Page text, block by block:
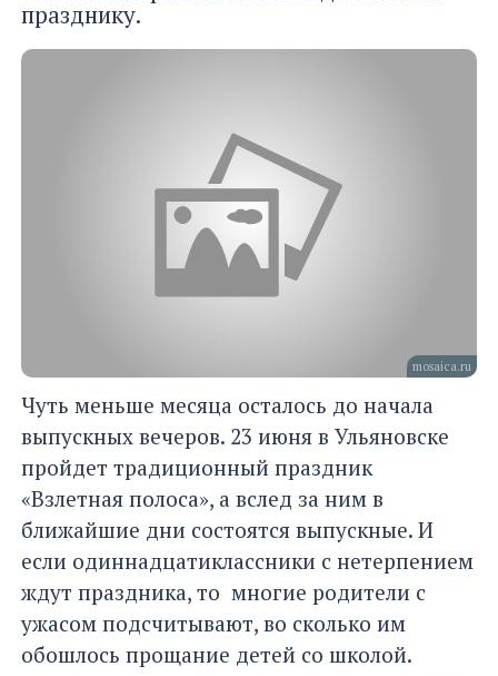
празднику.
mosaica.ru
Чуть меньше месяца осталось до начала
выпускных вечеров. 23 июня в Ульяновске
пройдет традиционный праздник
«Взлетная полоса», а вслед за ним в
ближайшие дни состоятся выпускные. И
если одиннадцатиклассники с нетерпением
ждут праздника, то многие родители с
ужасом подсчитывают, во сколько им
обошлось прощание детей со школой.